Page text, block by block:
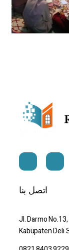
اتصل بنا
Jl. Darmo
Kabupaten Deli